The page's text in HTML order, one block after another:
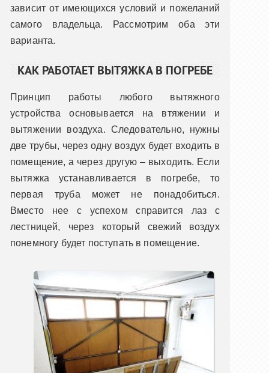
зависит от имеющихся условий и пожеланий
самого владельца. Рассмотрим оба эти
варианта.
КАК РАБОТАЕТ ВЫТЯЖКА В ПОГРЕБЕ
Принцип работы любого вытяжного
устройства основывается на втяжении и
вытяжении воздуха. Следовательно, нужны
две трубы, через одну воздух будет входить в
помещение, а через другую – выходить. Если
вытяжка устанавливается в погребе, то
первая труба может не понадобиться.
Вместо нее с успехом справится лаз с
лестницей, через который свежий воздух
понемногу будет поступать в помещение.